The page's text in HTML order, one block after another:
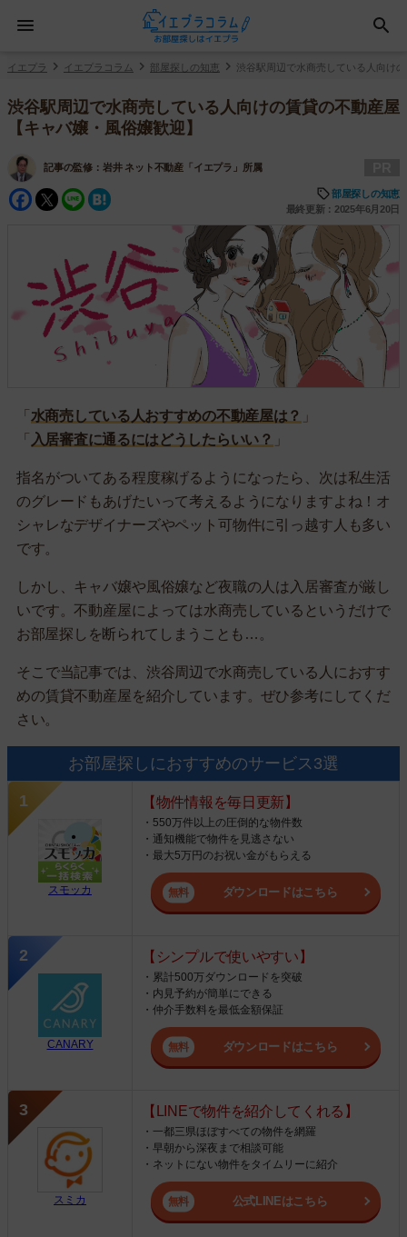
イエプラ イエプラコラム 部屋探しの知恵 渋谷駅周辺で水商売している人向け
渋谷駅周辺で水商売している人向けの賃貸の不動産屋
【キャバ嬢・風俗嬢歓迎】
記事の監修： 岩井 ネット不動産「イエプラ」所属
Facebook
Twitter
Line
部屋探しの知恵
最終更新：2025年6月20日
「 水商売している人おすすめの不動産屋は？ 」
「 入居審査に通るにはどうしたらいい？ 」
指名がついてある程度稼げるようになったら、次は私生活
のグレードもあげたいって考えるようになりますよね！オ
シャレなデザイナーズやペット可物件に引っ越す人も多い
です。
しかし、キャバ嬢や風俗嬢など夜職の人は入居審査が厳し
いです。不動産屋によっては水商売しているというだけで
お部屋探しを断られてしまうことも…。
そこで当記事では、渋谷周辺で水商売している人におすす
めの賃貸不動産屋を紹介しています。ぜひ参考にしてくだ
さい。
お部屋探しにおすすめのサービス3選
スモッカ
【物件情報を毎日更新】
・550万件以上の圧倒的な物件数
・通知機能で物件を見逃さない
・最大5万円のお祝い金がもらえる
ダウンロードはこちら
CANARY
【シンプルで使いやすい】
・累計500万ダウンロードを突破
・内見予約が簡単にできる
・仲介手数料を最低金額保証
ダウンロードはこちら
スミカ
【LINEで物件を紹介してくれる】
・一都三県ほぼすべての物件を網羅
・早朝から深夜まで相談可能
・ネットにない物件をタイムリーに紹介
公式LINEはこちら